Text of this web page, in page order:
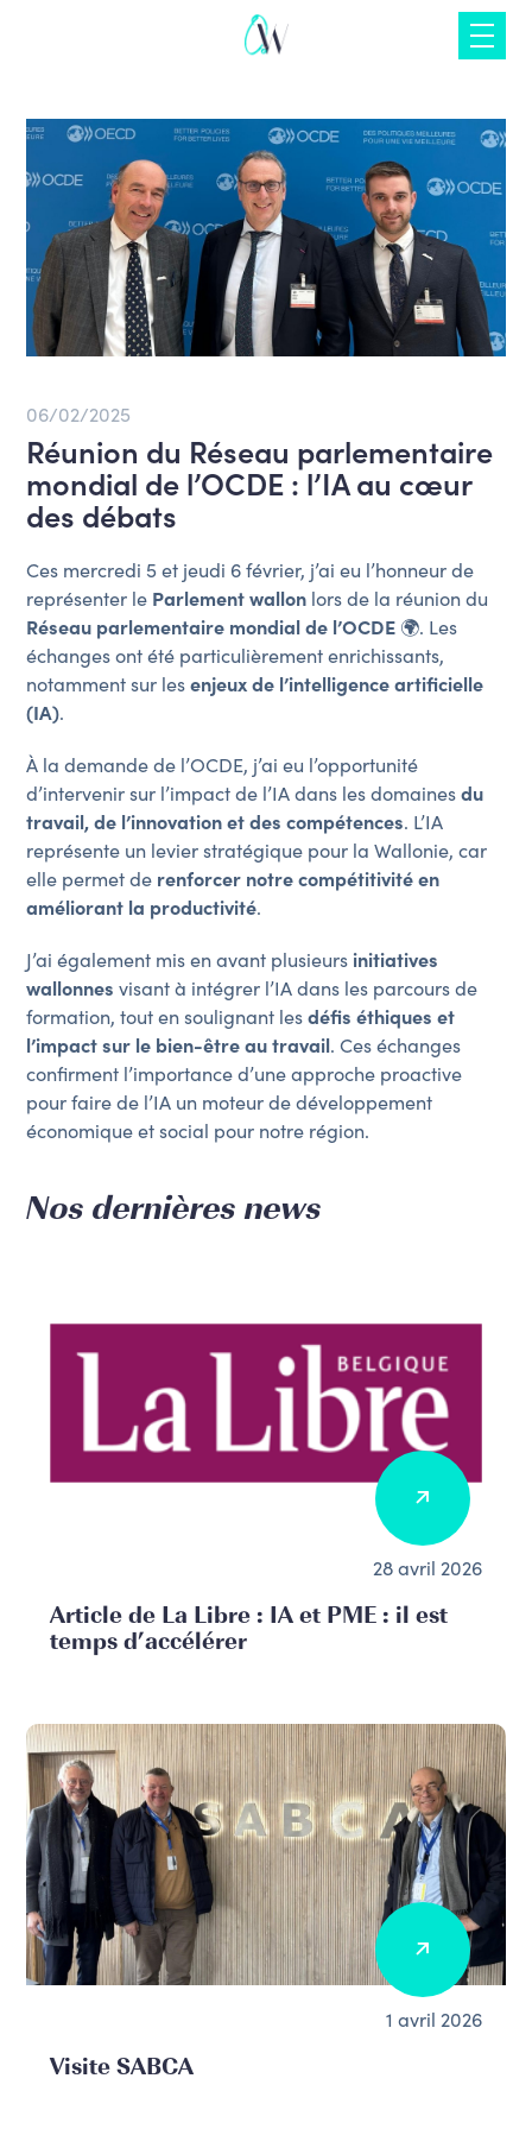
06/02/2025
Réunion du Réseau parlementaire
mondial de l’OCDE : l’IA au cœur
des débats
Ces mercredi 5 et jeudi 6 février, j’ai eu l’honneur de
représenter le Parlement wallon lors de la réunion du
Réseau parlementaire mondial de l’OCDE 🌍. Les
échanges ont été particulièrement enrichissants,
notamment sur lesenjeux de l’intelligence artificielle
(IA).
À la demande de l’OCDE, j’ai eu l’opportunité
d’intervenir sur l’impact de l’IA dans les domainesdu
travail, de l’innovation et des compétences. L’IA
représente un levier stratégique pour la Wallonie, car
elle permet de renforcer notre compétitivité en
améliorant la productivité.
J’ai également mis en avant plusieurs initiatives
wallonnes visant à intégrer l’IA dans les parcours de
formation, tout en soulignant lesdéfis éthiques et
l’impact sur le bien-être au travail. Ces échanges
confirment l’importance d’une approche proactive
pour faire de l’IA un moteur de développement
économique et social pour notre région.
Nos dernières news
28 avril 2026
Article de La Libre : IA et PME : il est
temps d’accélérer
1 avril 2026
Visite SABCA